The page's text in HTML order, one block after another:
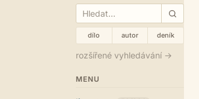
dílo autor deník
rozšířené vyhledávání →
MENU